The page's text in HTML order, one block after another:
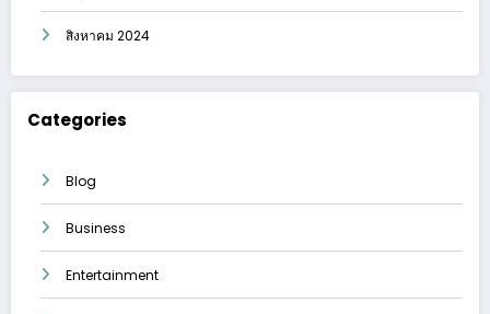
สิงหาคม 2024
Categories
Blog
Business
Entertainment